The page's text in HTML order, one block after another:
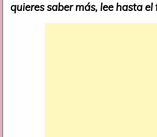
quieres saber más, lee hasta